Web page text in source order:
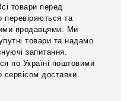
товари перед
перевіряються та
продавцями. Ми
товари та надамо
запитання.
по Україні поштовими
доставки